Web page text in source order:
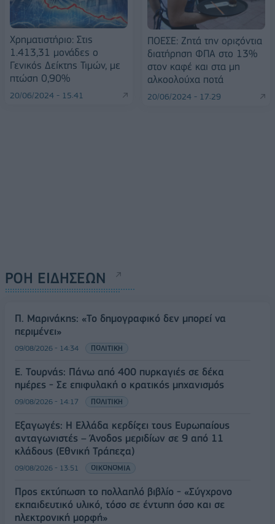
Χρηματιστήριο: Στις
1.413,31 μονάδες ο
Γενικός Δείκτης Τιμών, με
πτώση 0,90%
20/06/2024 - 15:41
ΠΟΕΣΕ: Ζητά την οριζόντια
διατήρηση ΦΠΑ στο 13%
στον καφέ και στα μη
αλκοολούχα ποτά
20/06/2024 - 17:29
ΡΟΗ ΕΙΔΗΣΕΩΝ
Π. Μαρινάκης: «Το δημογραφικό δεν μπορεί να
περιμένει»
09/08/2026 - 14:34 ΠΟΛΙΤΙΚΗ
Ε. Τουρνάς: Πάνω από 400 πυρκαγιές σε δέκα
ημέρες - Σε επιφυλακή ο κρατικός μηχανισμός
09/08/2026 - 14:17 ΠΟΛΙΤΙΚΗ
Εξαγωγές: Η Ελλάδα κερδίζει τους Ευρωπαίους
ανταγωνιστές – Άνοδος μεριδίων σε 9 από 11
κλάδους (Εθνική Τράπεζα)
09/08/2026 - 13:51 ΟΙΚΟΝΟΜΙΑ
Προς εκτύπωση το πολλαπλό βιβλίο - «Σύγχρονο
εκπαιδευτικό υλικό, τόσο σε έντυπη όσο και σε
ηλεκτρονική μορφή»